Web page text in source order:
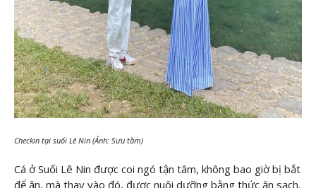
Checkin tại suối Lê Nin (Ảnh: Sưu tầm)
Cá ở Suối Lê Nin được coi ngó tận tâm, không bao giờ bị bắt
để ăn, mà thay vào đó, được nuôi dưỡng bằng thức ăn sạch.